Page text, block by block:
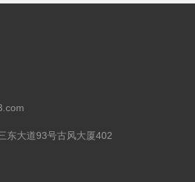
东大道93号古风大厦402